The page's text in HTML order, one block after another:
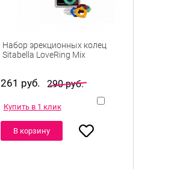
261 руб. 290 руб.
Купить в 1 клик
В корзину